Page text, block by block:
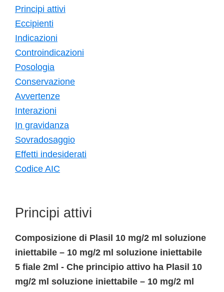
Principi attivi
Eccipienti
Indicazioni
Controindicazioni
Posologia
Conservazione
Avvertenze
Interazioni
In gravidanza
Sovradosaggio
Effetti indesiderati
Codice AIC
Principi attivi
Composizione di Plasil 10 mg/2 ml soluzione
iniettabile – 10 mg/2 ml soluzione iniettabile
5 fiale 2ml - Che principio attivo ha Plasil 10
mg/2 ml soluzione iniettabile – 10 mg/2 ml